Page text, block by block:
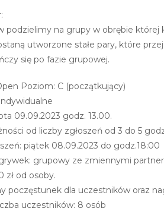
podzielimy na grupy w obrębie której
utworzone stałe pary​,​ które
się po fazie grupowej.
Poziom: C (początkujący)
09.09.2023 godz. 13.00.
od liczby zgłoszeń od 3 do 5
piątek 08.09.2023 do godz.18:00
grupowy ze zmiennymi
zł od osoby.
poczęstunek dla uczestników oraz
uczestników: 8 osób